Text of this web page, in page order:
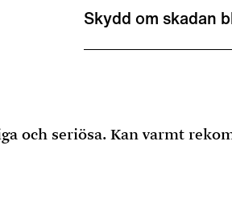
Skydd om skadan
och seriösa. Kan varmt